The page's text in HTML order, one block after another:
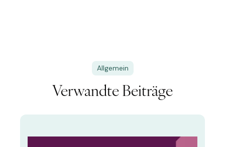
Allgemein
Verwandte Beiträge